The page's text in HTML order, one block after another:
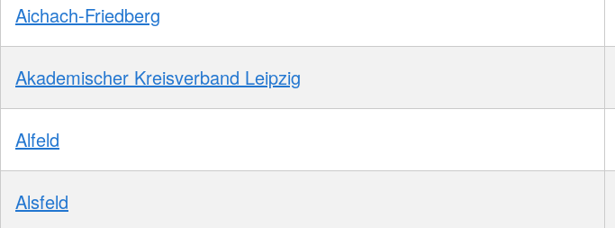
Aichach-Friedberg
Akademischer Kreisverband Leipzig
Alfeld
Alsfeld